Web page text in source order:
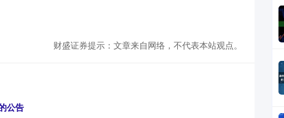
财盛证券提示：文章来自网络，不代表本站观点。
公告